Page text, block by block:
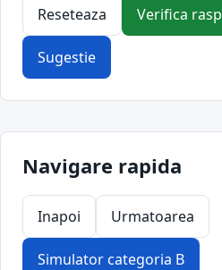
Reseteaza Verifica
Sugestie
Navigare rapida
Inapoi Urmatoarea
Simulator categoria B